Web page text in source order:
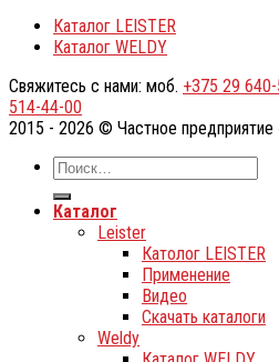
Каталог LEISTER
Каталог WELDY
Свяжитесь с нами: моб. +375 29
514-44-00
2015 - 2026 © Частное
Каталог
Leister
Католог LEISTER
Применение
Видео
Скачать каталоги
Weldy